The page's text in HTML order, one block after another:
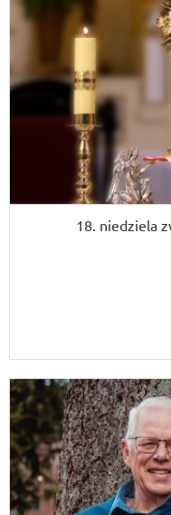
18. niedziela